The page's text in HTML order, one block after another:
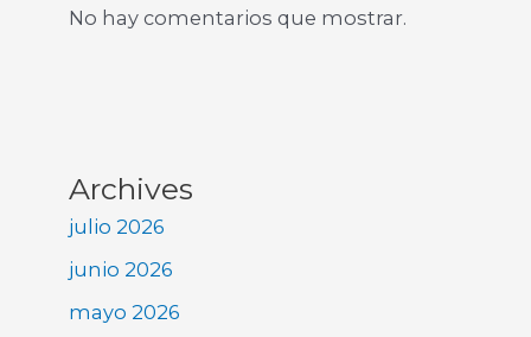
No hay comentarios que mostrar.
Archives
julio 2026
junio 2026
mayo 2026